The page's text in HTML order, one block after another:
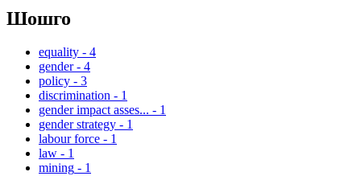
Шошго
equality - 4
gender - 4
policy - 3
discrimination - 1
gender impact asses... - 1
gender strategy - 1
labour force - 1
law - 1
mining - 1